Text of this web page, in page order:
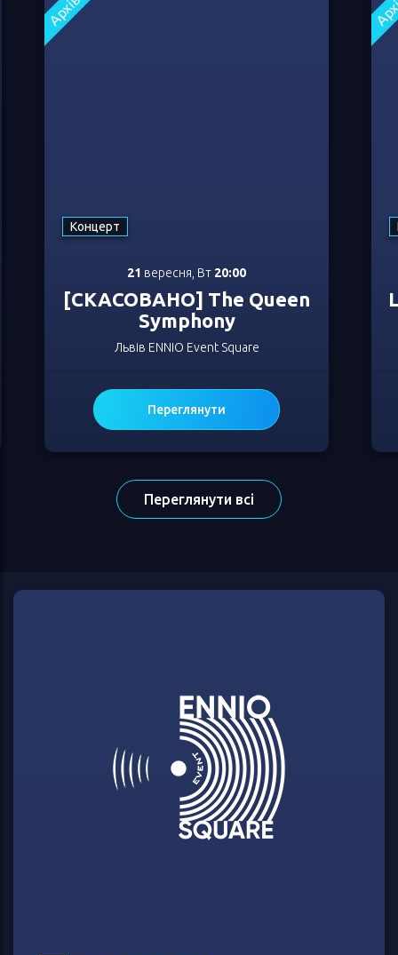
Архів
Концерт
21 вересня, Вт 20:00
[СКАСОВАНО] The Queen
Symphony
Львів ENNIO Event Square
Переглянути
Концерт
Переглянути всі